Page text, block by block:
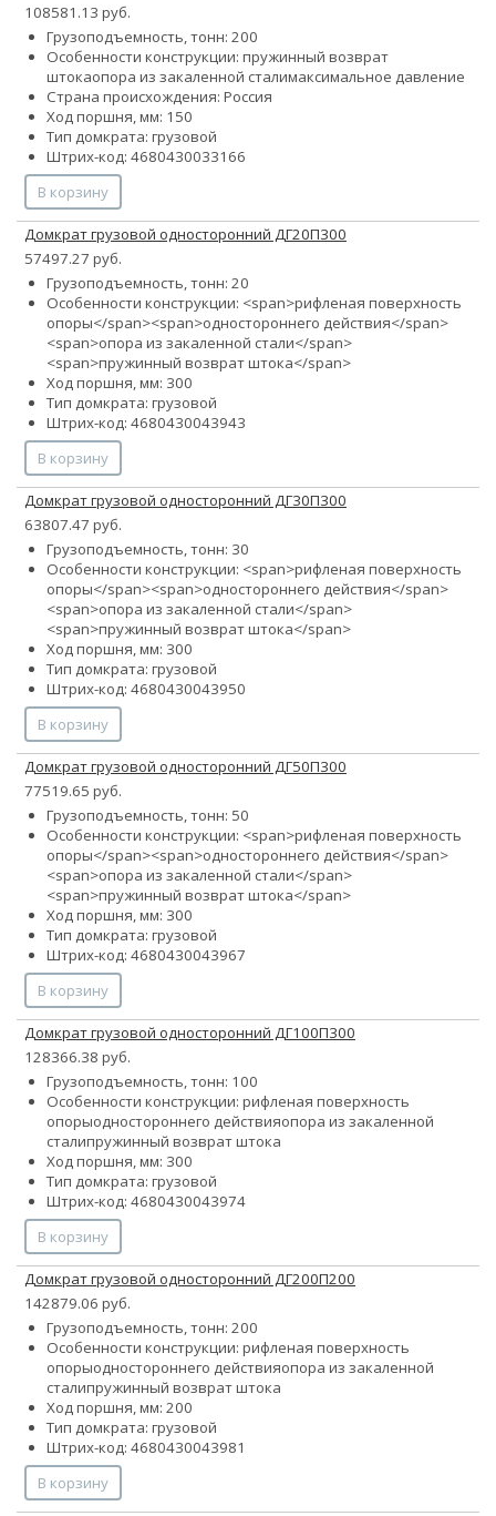
108581.13 руб.
Грузоподъемность, тонн: 200
Особенности конструкции: пружинный возврат
штокаопора из закаленной сталимаксимальное давление
Страна происхождения: Россия
Ход поршня, мм: 150
Тип домкрата: грузовой
Штрих-код: 4680430033166
В корзину
Домкрат грузовой односторонний ДГ20П300
57497.27 руб.
Грузоподъемность, тонн: 20
Особенности конструкции: <span>рифленая поверхность
опоры</span><span>одностороннего действия</span>
<span>опора из закаленной стали</span>
<span>пружинный возврат штока</span>
Ход поршня, мм: 300
Тип домкрата: грузовой
Штрих-код: 4680430043943
В корзину
Домкрат грузовой односторонний ДГ30П300
63807.47 руб.
Грузоподъемность, тонн: 30
Особенности конструкции: <span>рифленая поверхность
опоры</span><span>одностороннего действия</span>
<span>опора из закаленной стали</span>
<span>пружинный возврат штока</span>
Ход поршня, мм: 300
Тип домкрата: грузовой
Штрих-код: 4680430043950
В корзину
Домкрат грузовой односторонний ДГ50П300
77519.65 руб.
Грузоподъемность, тонн: 50
Особенности конструкции: <span>рифленая поверхность
опоры</span><span>одностороннего действия</span>
<span>опора из закаленной стали</span>
<span>пружинный возврат штока</span>
Ход поршня, мм: 300
Тип домкрата: грузовой
Штрих-код: 4680430043967
В корзину
Домкрат грузовой односторонний ДГ100П300
128366.38 руб.
Грузоподъемность, тонн: 100
Особенности конструкции: рифленая поверхность
опорыодностороннего действияопора из закаленной
сталипружинный возврат штока
Ход поршня, мм: 300
Тип домкрата: грузовой
Штрих-код: 4680430043974
В корзину
Домкрат грузовой односторонний ДГ200П200
142879.06 руб.
Грузоподъемность, тонн: 200
Особенности конструкции: рифленая поверхность
опорыодностороннего действияопора из закаленной
сталипружинный возврат штока
Ход поршня, мм: 200
Тип домкрата: грузовой
Штрих-код: 4680430043981
В корзину